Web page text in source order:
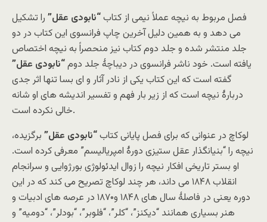
فصل مربوط به نیچه عملاً نیمی از کتاب“نابودی عقل” را تشکیل
می دهد و به همین دلیل آخرین چاپ فرانسوی این کتاب در دو
جلد منتشر شده و جلد دوم کتاب نیز منحصراً به نیچه اختصاص
یافته است. خود ناشر فرانسوی در دیباچۀ جلد دوم“نابودی عقل”
گفته است که این کتاب یکی از نادر آثار و ای بسا تنها اثر جدی
دربارۀ نیچه است که از زیر بار فهم و تفسیر اندیشه های او شانه
خالی نکرده است.
لوکاچ در عنوانی که برای فصل پایانی کتاب“نابودی عقل” برگزیده،
نیچه را “بنیانگذار عقل ستیزی دورۀ امپریالیسم” معرفی کرده است.
او بستر تاریخی افکار نیچه را زوال ایدئولوژی بورژوایی و سرانجام
انقلاب ۱۸۴۸ می داند، هر چند لوکاچ تصریح می کند که در این
دوره یعنی در فاصلۀ سال های ۱۸۴۸ و۱۸۷۰ در عرصه های ادبیات و
هنر بسیاری همانند “دیکنز”، “کلر”، “فلوبر”، “بودلر”، “دومیه” و